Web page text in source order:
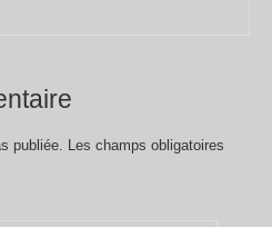
publiée. Les champs obligatoires